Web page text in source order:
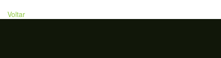
Voltar